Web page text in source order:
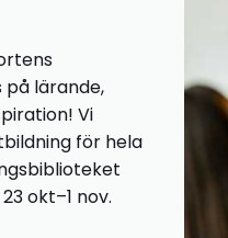
lärande,
Vi
för hela
okt–1 nov.